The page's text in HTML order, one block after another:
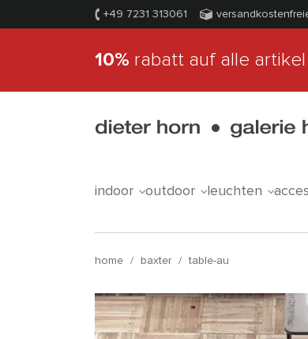
+49 7231 313061
10% rabatt auf alle artikel
indoor outdoor leuchten
home / baxter / table-au